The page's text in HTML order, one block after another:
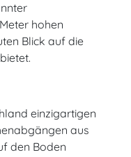
hohen
Blick auf die
bietet.
einzigartigen
aus
den Boden